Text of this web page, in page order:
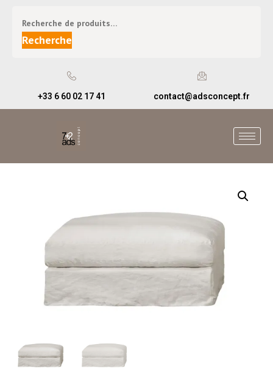
Recherche
+33 6 60 02 17 41 contact@adsconcept.fr